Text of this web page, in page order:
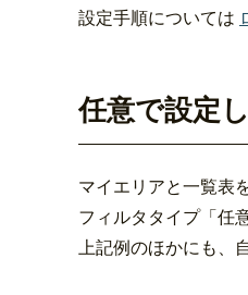
設定手順については
任意で設定
マイエリアと一覧表
フィルタタイプ「任
上記例のほかにも、